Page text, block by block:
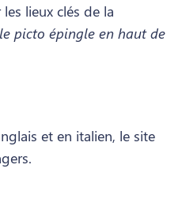
lieux clés de la
picto épingle en haut de
et en italien, le site